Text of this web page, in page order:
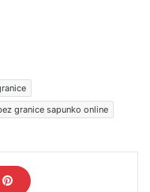
granice sapunko online